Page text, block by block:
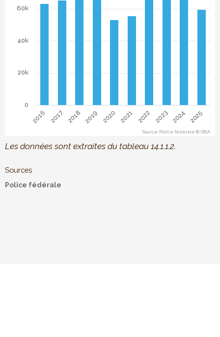
2016 2017 2018 2019 2020 2021 2022 2023 2024 2025
0
20k
40k
60k
Source: Police fédérale © IBSA
Les données sont extraites du tableau 14.1.1.2.
Sources
Police fédérale